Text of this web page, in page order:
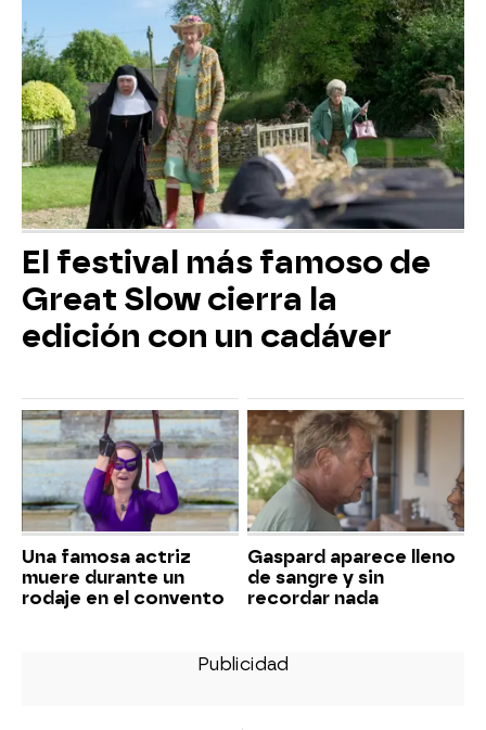
El festival más famoso de
Great Slow cierra la
edición con un cadáver
Una famosa actriz
muere durante un
rodaje en el convento
Gaspard aparece lleno
de sangre y sin
recordar nada